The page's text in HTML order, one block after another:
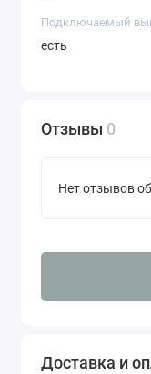
Подключаемый
есть
Отзывы 0
Нет отзывов
Доставка и